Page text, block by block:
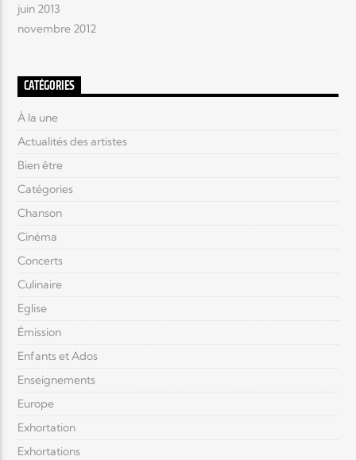
juin 2013
novembre 2012
CATÉGORIES
À la une
Actualités des artistes
Bien être
Catégories
Chanson
Cinéma
Concerts
Culinaire
Eglise
Émission
Enfants et Ados
Enseignements
Europe
Exhortation
Exhortations